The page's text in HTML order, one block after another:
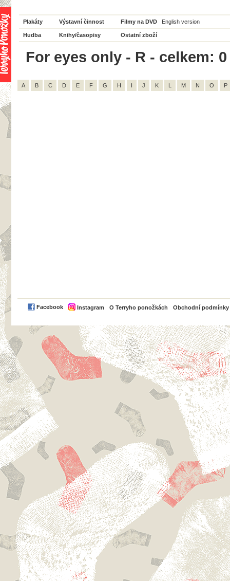
Plakáty Výstavní činnost Filmy na DVD English version
Hudba Knihy/časopisy Ostatní zboží
For eyes only - R - celkem: 0
A B C D E F G H I J K L M N O P
Facebook Instagram O Terryho ponožkách Obchodní podmínky
PayPal